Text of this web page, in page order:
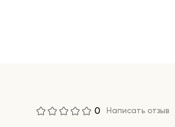
0 Написать отзыв